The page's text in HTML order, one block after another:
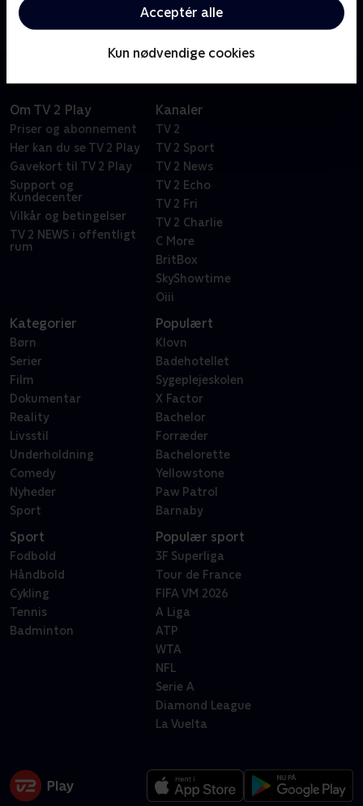
Acceptér alle
Kun nødvendige cookies
skal bluffe, gætte, købe og sælge sig igennem en
masse loppefund i håbet om at tjene flest penge.
Om TV 2 Play
Priser og abonnement
Her kan du se TV 2 Play
Gavekort til TV 2 Play
Support og
Kundecenter
Vilkår og betingelser
TV 2 NEWS i offentligt
rum
Kanaler
TV 2
TV 2 Sport
TV 2 News
TV 2 Echo
TV 2 Fri
TV 2 Charlie
C More
BritBox
SkyShowtime
Oiii
Kategorier
Børn
Serier
Film
Dokumentar
Reality
Livsstil
Underholdning
Comedy
Nyheder
Sport
Populært
Klovn
Badehotellet
Sygeplejeskolen
X Factor
Bachelor
Forræder
Bachelorette
Yellowstone
Paw Patrol
Barnaby
Sport
Fodbold
Håndbold
Cykling
Tennis
Badminton
Populær sport
3F Superliga
Tour de France
FIFA VM 2026
A Liga
ATP
WTA
NFL
Serie A
Diamond League
La Vuelta